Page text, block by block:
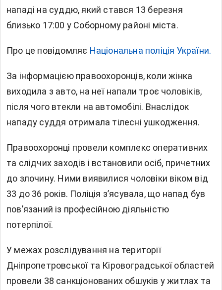
нападі на суддю, який стався 13 березня
близько 17:00 у Соборному районі міста.
Про це повідомляє Національна поліція України.
За інформацією правоохоронців, коли жінка
виходила з авто, на неї напали троє чоловіків,
після чого втекли на автомобілі. Внаслідок
нападу суддя отримала тілесні ушкодження.
Правоохоронці провели комплекс оперативних
та слідчих заходів і встановили осіб, причетних
до злочину. Ними виявилися чоловіки віком від
33 до 36 років. Поліція з’ясувала, що напад був
пов’язаний із професійною діяльністю
потерпілої.
У межах розслідування на території
Дніпропетровської та Кіровоградської областей
провели 38 санкціонованих обшуків у житлах та